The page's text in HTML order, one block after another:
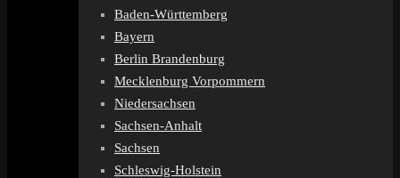
Baden-Württemberg
Bayern
Berlin Brandenburg
Mecklenburg Vorpommern
Niedersachsen
Sachsen-Anhalt
Sachsen
Schleswig-Holstein